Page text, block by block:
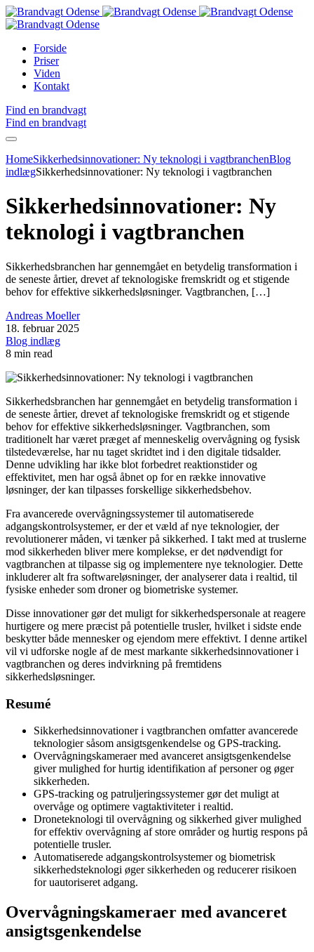
Forside
Priser
Viden
Kontakt
Find en brandvagt
Find en brandvagt
HomeSikkerhedsinnovationer: Ny teknologi i vagtbranchenBlog
indlægSikkerhedsinnovationer: Ny teknologi i vagtbranchen
Sikkerhedsinnovationer: Ny
teknologi i vagtbranchen
Sikkerhedsbranchen har gennemgået en betydelig transformation i
de seneste årtier, drevet af teknologiske fremskridt og et stigende
behov for effektive sikkerhedsløsninger. Vagtbranchen, […]
Andreas Moeller
18. februar 2025
Blog indlæg
8 min read
Sikkerhedsbranchen har gennemgået en betydelig transformation i
de seneste årtier, drevet af teknologiske fremskridt og et stigende
behov for effektive sikkerhedsløsninger. Vagtbranchen, som
traditionelt har været præget af menneskelig overvågning og fysisk
tilstedeværelse, har nu taget skridtet ind i den digitale tidsalder.
Denne udvikling har ikke blot forbedret reaktionstider og
effektivitet, men har også åbnet op for en række innovative
løsninger, der kan tilpasses forskellige sikkerhedsbehov.
Fra avancerede overvågningssystemer til automatiserede
adgangskontrolsystemer, er der et væld af nye teknologier, der
revolutionerer måden, vi tænker på sikkerhed. I takt med at truslerne
mod sikkerheden bliver mere komplekse, er det nødvendigt for
vagtbranchen at tilpasse sig og implementere nye teknologier. Dette
inkluderer alt fra softwareløsninger, der analyserer data i realtid, til
fysiske enheder som droner og biometriske systemer.
Disse innovationer gør det muligt for sikkerhedspersonale at reagere
hurtigere og mere præcist på potentielle trusler, hvilket i sidste ende
beskytter både mennesker og ejendom mere effektivt. I denne artikel
vil vi udforske nogle af de mest markante sikkerhedsinnovationer i
vagtbranchen og deres indvirkning på fremtidens
sikkerhedsløsninger.
Resumé
Sikkerhedsinnovationer i vagtbranchen omfatter avancerede
teknologier såsom ansigtsgenkendelse og GPS-tracking.
Overvågningskameraer med avanceret ansigtsgenkendelse
giver mulighed for hurtig identifikation af personer og øger
sikkerheden.
GPS-tracking og patruljeringssystemer gør det muligt at
overvåge og optimere vagtaktiviteter i realtid.
Droneteknologi til overvågning og sikkerhed giver mulighed
for effektiv overvågning af store områder og hurtig respons på
potentielle trusler.
Automatiserede adgangskontrolsystemer og biometrisk
sikkerhedsteknologi øger sikkerheden og reducerer risikoen
for uautoriseret adgang.
Overvågningskameraer med avanceret
ansigtsgenkendelse